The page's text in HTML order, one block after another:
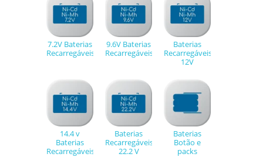
7.2V Baterias
Recarregáveis
9.6V Baterias
Recarregáveis
Baterias
Recarregáveis
12V
14.4 v
Baterias
Recarregáveis
Baterias
Recarregáveis
22.2 V
Baterias
Botão e
packs